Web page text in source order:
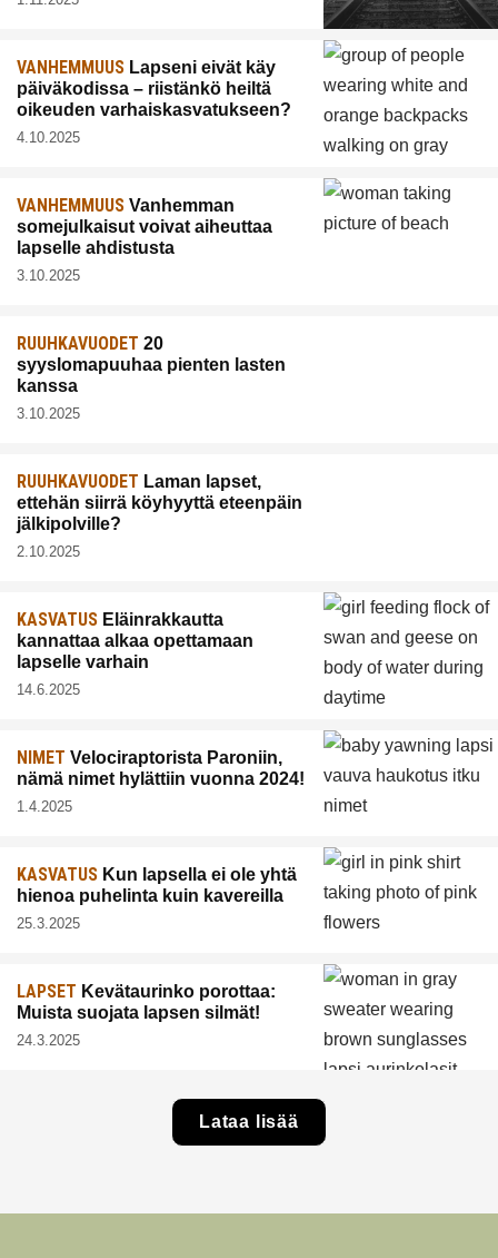
VANHEMMUUS Lapseni eivät käy
päiväkodissa – riistänkö heiltä
oikeuden varhaiskasvatukseen?
4.10.2025
VANHEMMUUS Vanhemman
somejulkaisut voivat aiheuttaa
lapselle ahdistusta
3.10.2025
RUUHKAVUODET 20
syyslomapuuhaa pienten lasten
kanssa
3.10.2025
RUUHKAVUODET Laman lapset,
ettehän siirrä köyhyyttä eteenpäin
jälkipolville?
2.10.2025
KASVATUS Eläinrakkautta
kannattaa alkaa opettamaan
lapselle varhain
14.6.2025
NIMET Velociraptorista Paroniin,
nämä nimet hylättiin vuonna 2024!
1.4.2025
KASVATUS Kun lapsella ei ole yhtä
hienoa puhelinta kuin kavereilla
25.3.2025
LAPSET Kevätaurinko porottaa:
Muista suojata lapsen silmät!
24.3.2025
Lataa lisää